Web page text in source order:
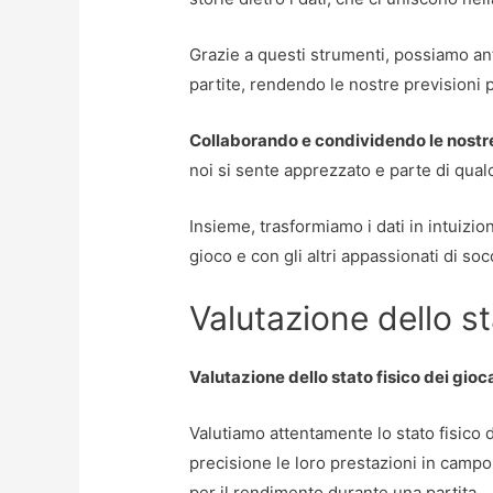
Grazie a questi strumenti, possiamo
partite, rendendo le nostre previsioni
Collaborando e condividendo le
noi si sente apprezzato e parte di
Insieme, trasformiamo i dati in
gioco e con gli altri appassionati di
Valutazione dello
Valutazione dello stato fisico dei
Valutiamo attentamente lo stato
precisione le loro prestazioni in